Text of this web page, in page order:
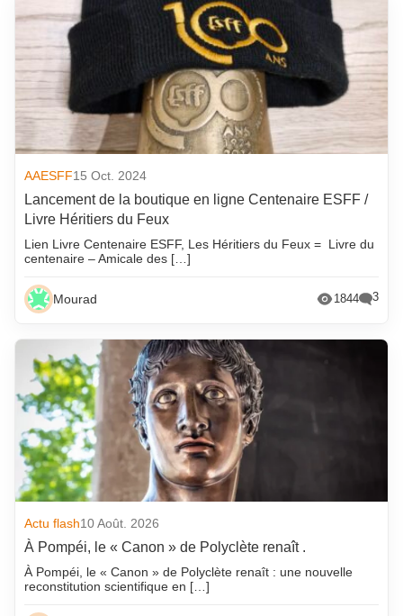
AAESFF15 Oct. 2024
Lancement de la boutique en ligne Centenaire ESFF /
Livre Héritiers du Feux
Lien Livre Centenaire ESFF, Les Héritiers du Feux = Livre du
centenaire – Amicale des […]
Mourad 1844 3
Actu flash10 Août. 2026
À Pompéi, le « Canon » de Polyclète renaît .
À Pompéi, le « Canon » de Polyclète renaît : une nouvelle
reconstitution scientifique en […]